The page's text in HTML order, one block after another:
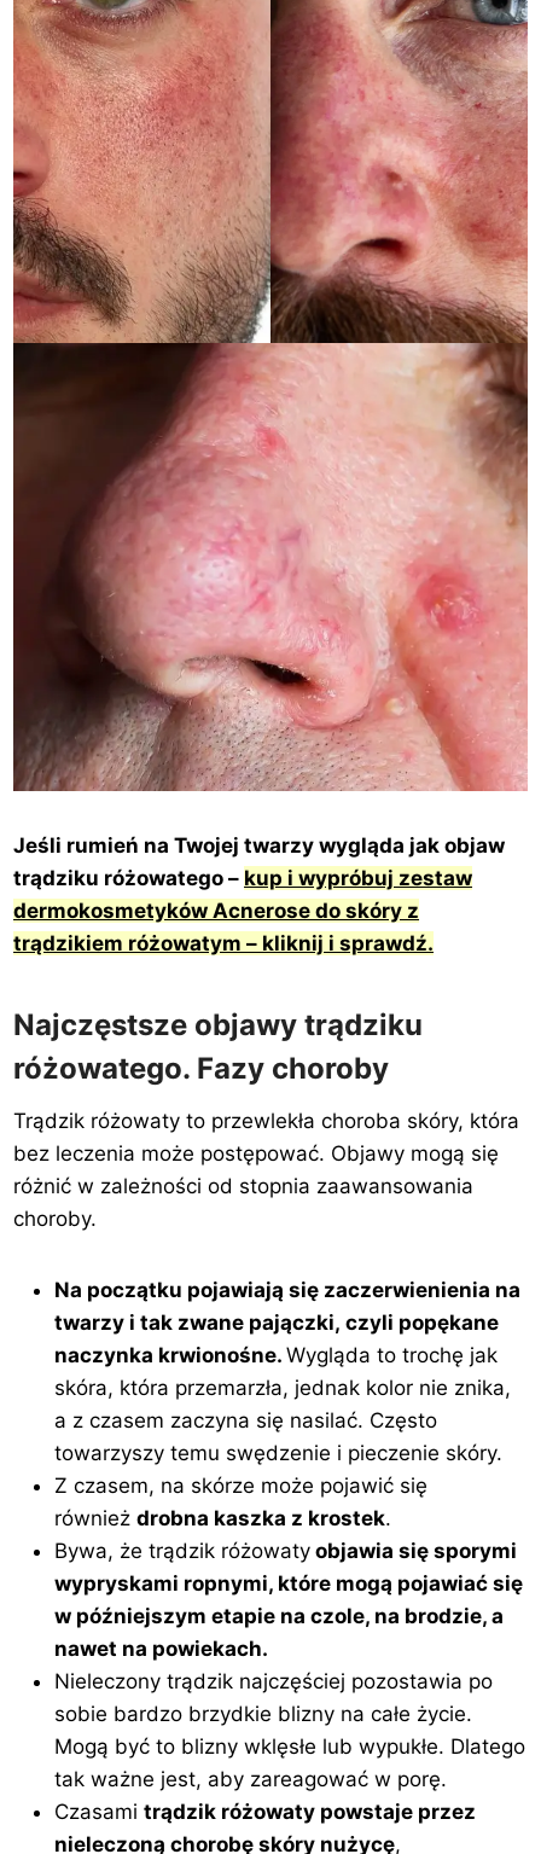
Jeśli rumień na Twojej twarzy wygląda jak objaw
trądziku różowatego – kup i wypróbuj zestaw
dermokosmetyków Acnerose do skóry z
trądzikiem różowatym – kliknij i sprawdź.
Najczęstsze objawy trądziku
różowatego. Fazy choroby
Trądzik różowaty to przewlekła choroba skóry, która
bez leczenia może postępować. Objawy mogą się
różnić w zależności od stopnia zaawansowania
choroby.
Na początku pojawiają się zaczerwienienia na
twarzy i tak zwane pajączki, czyli popękane
naczynka krwionośne.Wygląda to trochę jak
skóra, która przemarzła, jednak kolor nie znika,
a z czasem zaczyna się nasilać. Często
towarzyszy temu swędzenie i pieczenie skóry.
Z czasem, na skórze może pojawić się
równieżdrobna kaszka z krostek.
Bywa, że trądzik różowaty objawia się sporymi
wypryskami ropnymi, które mogą pojawiać się
w późniejszym etapie na czole, na brodzie, a
nawet na powiekach.
Nieleczony trądzik najczęściej pozostawia po
sobie bardzo brzydkie blizny na całe życie.
Mogą być to blizny wklęsłe lub wypukłe. Dlatego
tak ważne jest, aby zareagować w porę.
Czasamitrądzik różowaty powstaje przez
nieleczoną chorobę skóry nużycę,